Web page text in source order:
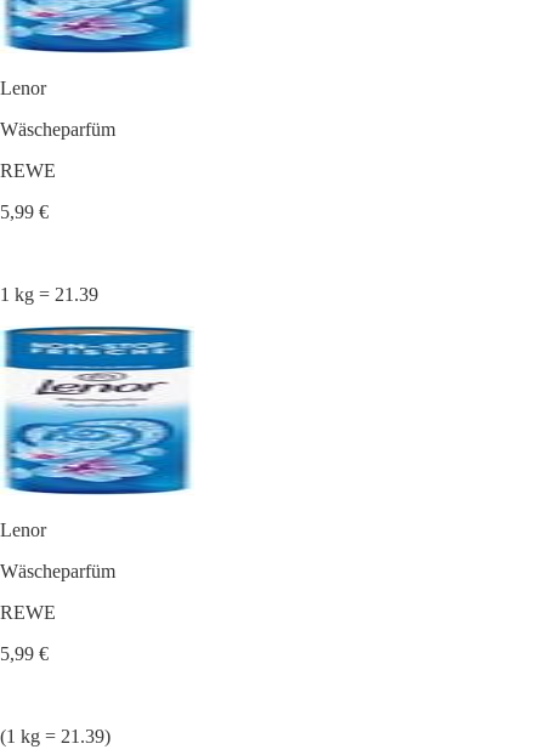
Lenor
Wäscheparfüm
REWE
5,99 €
1 kg = 21.39
Lenor
Wäscheparfüm
REWE
5,99 €
(1 kg = 21.39)